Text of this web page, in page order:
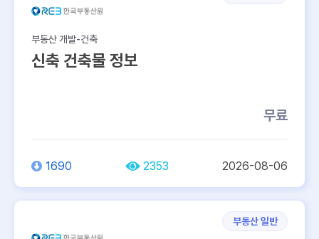
부동산 개발-건축
신축 건축물 정보
무료
1690 2353 2026-08-06
부동산 일반